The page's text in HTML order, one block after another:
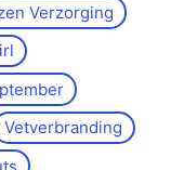
Verzorging
Vetverbranding